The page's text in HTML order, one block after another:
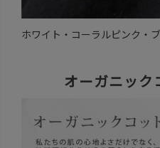
ホワイト・コーラルピンク・
オーガニック